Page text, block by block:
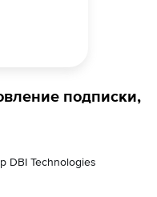
подписки,
DBI Technologies